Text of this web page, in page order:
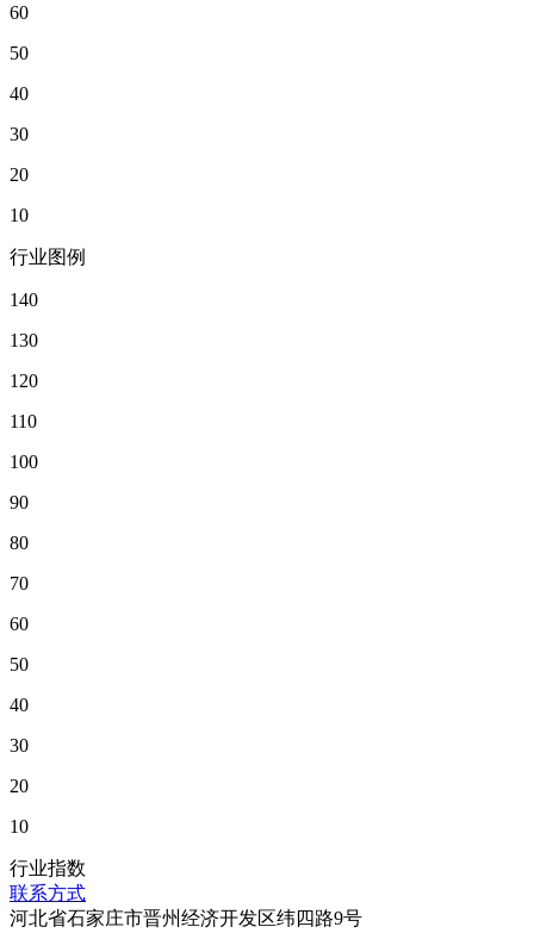
60
50
40
30
20
10
行业图例
140
130
120
110
100
90
80
70
60
50
40
30
20
10
行业指数
联系方式
河北省石家庄市晋州经济开发区纬四路9号